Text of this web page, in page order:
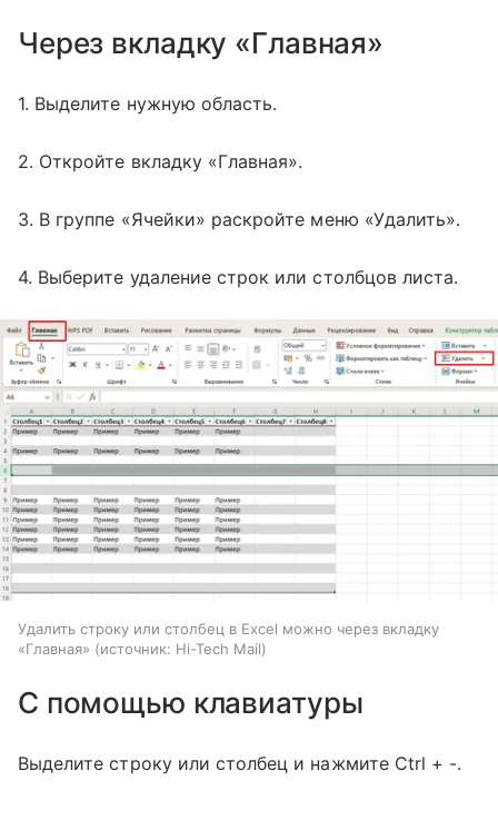
Через вкладку «Главная»
1. Выделите нужную область.
2. Откройте вкладку «Главная».
3. В группе «Ячейки» раскройте меню «Удалить».
4. Выберите удаление строк или столбцов листа.
Удалить строку или столбец в Excel можно через вкладку
«Главная»
источник: Hi-Tech Mail
С помощью клавиатуры
Выделите строку или столбец и нажмите Ctrl + -.